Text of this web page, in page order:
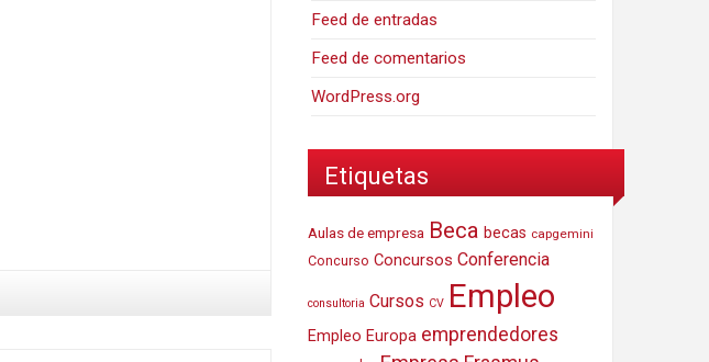
Feed de entradas
Feed de comentarios
WordPress.org
Etiquetas
Aulas de empresa Beca becas capgemini
Concurso Concursos Conferencia
consultoria Cursos CV Empleo
Empleo Europa emprendedores